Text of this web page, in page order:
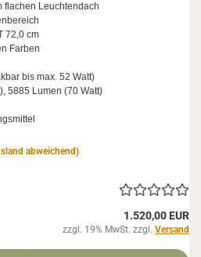
fla­chen Leuch­ten­dach
72,0 cm
Far­ben
bis max. 52 Watt)
5885 Lumen (70 Watt)
abweichend)
1.520,00 EUR
zzgl. 19% MwSt. zzgl. Versand